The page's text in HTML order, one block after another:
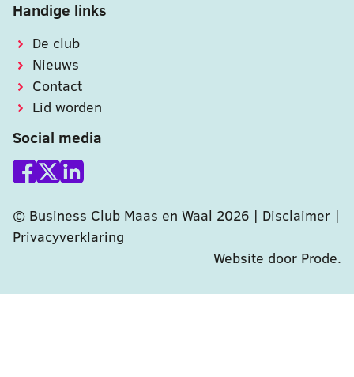
Handige links
De club
Nieuws
Contact
Lid worden
Social media
© Business Club Maas en Waal 2026 | Disclaimer |
Privacyverklaring
Website door Prode.